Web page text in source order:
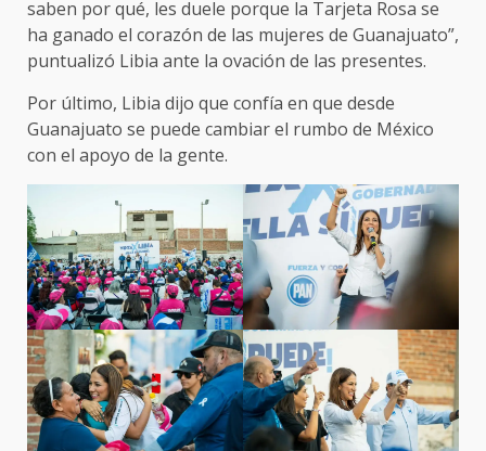
saben por qué, les duele porque la Tarjeta Rosa se
ha ganado el corazón de las mujeres de Guanajuato”,
puntualizó Libia ante la ovación de las presentes.
Por último, Libia dijo que confía en que desde
Guanajuato se puede cambiar el rumbo de México
con el apoyo de la gente.